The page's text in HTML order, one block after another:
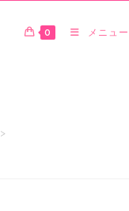
0 メニュー
>